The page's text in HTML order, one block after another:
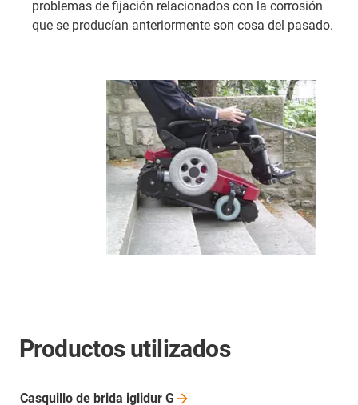
problemas de fijación relacionados con la corrosión
que se producían anteriormente son cosa del pasado.
Productos utilizados
Casquillo de brida iglidur G